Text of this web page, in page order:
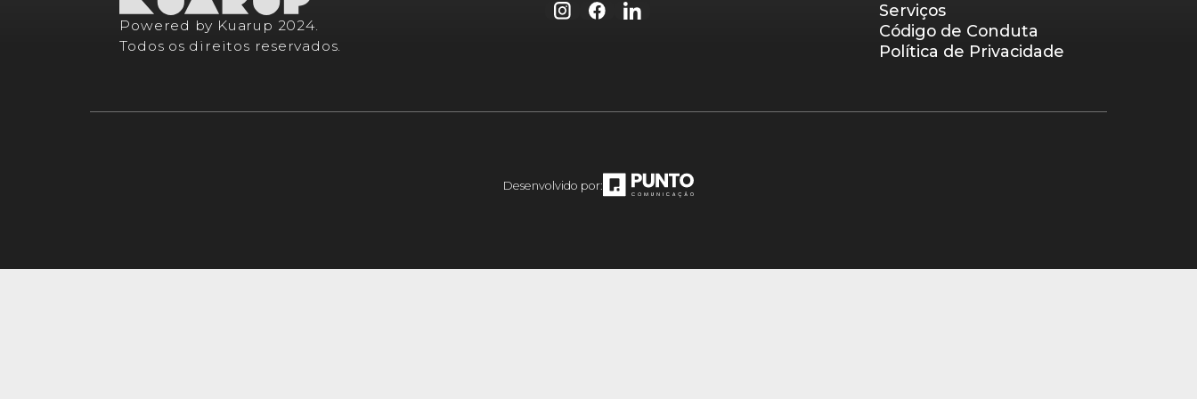
Powered by Kuarup 2024.
Todos os direitos reservados.
Serviços
Código de Conduta
Política de Privacidade
Desenvolvido por: